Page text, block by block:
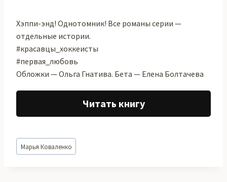
Хэппи-энд! Однотомник! Все романы серии —
отдельные истории.
#красавцы_хоккеисты
#первая_любовь
Обложки — Ольга Гнатива. Бета — Елена Болтачева
Читать книгу
Метки
записи:
Марья Коваленко